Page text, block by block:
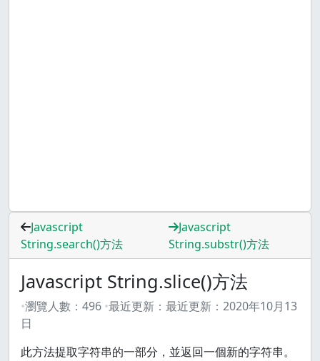
Javascript
String.search()方法
Javascript
String.substr()方法
Javascript String.slice()方法
瀏覽人數： 496 最近更新： 最近更新： 2020年10月13
日
此方法提取字符串的一部分，並返回一個新的字符串。